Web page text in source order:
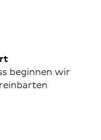
beginnen wir